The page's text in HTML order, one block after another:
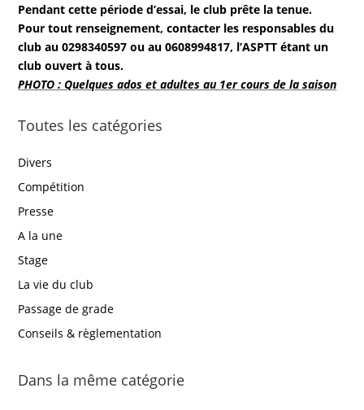
Pendant cette période d’essai, le club prête la tenue.
Pour tout renseignement, contacter les responsables du
club au 0298340597 ou au 0608994817, l’ASPTT étant un
club ouvert à tous.
PHOTO : Quelques ados et adultes au 1er cours de la saison
Toutes les catégories
Divers
Compétition
Presse
A la une
Stage
La vie du club
Passage de grade
Conseils & règlementation
Dans la même catégorie